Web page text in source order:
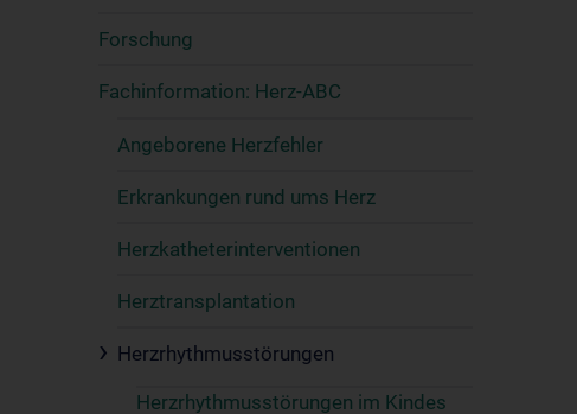
Forschung
Fachinformation: Herz-ABC
Angeborene Herzfehler
Erkrankungen rund ums Herz
Herzkatheterinterventionen
Herztransplantation
Herzrhythmusstörungen
Herzrhythmusstörungen im Kindes